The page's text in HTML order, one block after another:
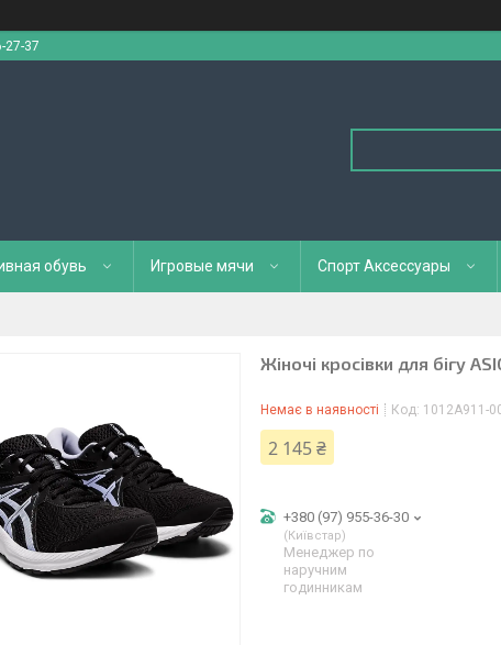
27-37
обувь Игровые мячи Спорт Аксессуары
Жіночі кросівки для бігу
Немає в наявності Код: 1012A911-
2 145 ₴
+380 (97) 955-36-30
Київстар
Менеджер по
наручним
годинникам